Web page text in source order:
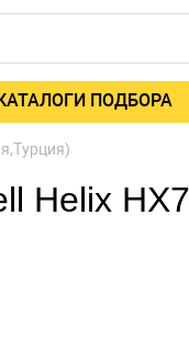
ПОДБОРА
Helix